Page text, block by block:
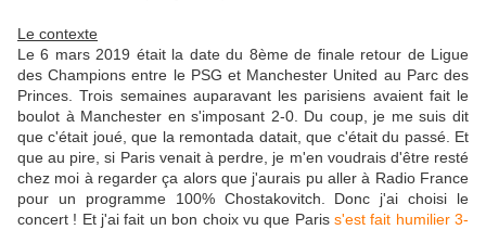
Le contexte
Le 6 mars 2019 était la date du 8ème de finale retour de Ligue
des Champions entre le PSG et Manchester United au Parc des
Princes. Trois semaines auparavant les parisiens avaient fait le
boulot à Manchester en s'imposant 2-0. Du coup, je me suis dit
que c'était joué, que la remontada datait, que c'était du passé. Et
que au pire, si Paris venait à perdre, je m'en voudrais d'être resté
chez moi à regarder ça alors que j'aurais pu aller à Radio France
pour un programme 100% Chostakovitch. Donc j'ai choisi le
concert ! Et j'ai fait un bon choix vu que Paris s'est fait humilier 3-